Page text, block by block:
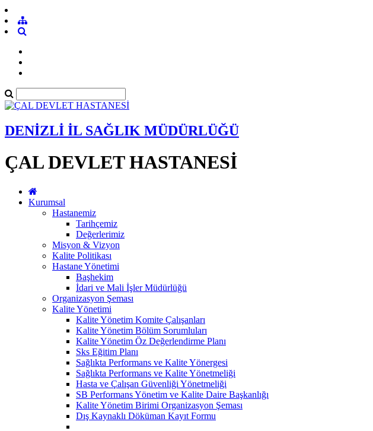
DENİZLİ İL SAĞLIK MÜDÜRLÜĞÜ
ÇAL DEVLET HASTANESİ
Kurumsal
Hastanemiz
Tarihçemiz
Değerlerimiz
Misyon & Vizyon
Kalite Politikası
Hastane Yönetimi
Başhekim
İdari ve Mali İşler Müdürlüğü
Organizasyon Şeması
Kalite Yönetimi
Kalite Yönetim Komite Çalışanları
Kalite Yönetim Bölüm Sorumluları
Kalite Yönetim Öz Değerlendirme Planı
Sks Eğitim Planı
Sağlıkta Performans ve Kalite Yönergesi
Sağlıkta Performans ve Kalite Yönetmeliği
Hasta ve Çalışan Güvenliği Yönetmeliği
SB Performans Yönetim ve Kalite Daire Başkanlığı
Kalite Yönetim Birimi Organizasyon Şeması
Dış Kaynaklı Döküman Kayıt Formu